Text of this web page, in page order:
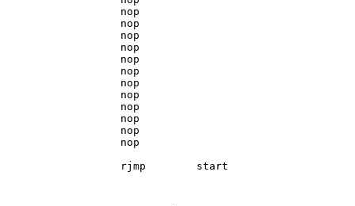
        nop
        nop
        nop
        nop
        nop
        nop
        nop
        nop
        nop
        nop
        nop
        nop
        rjmp        start